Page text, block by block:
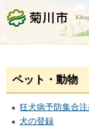
菊川市
ペット・動物
狂犬病予防集合
犬の登録